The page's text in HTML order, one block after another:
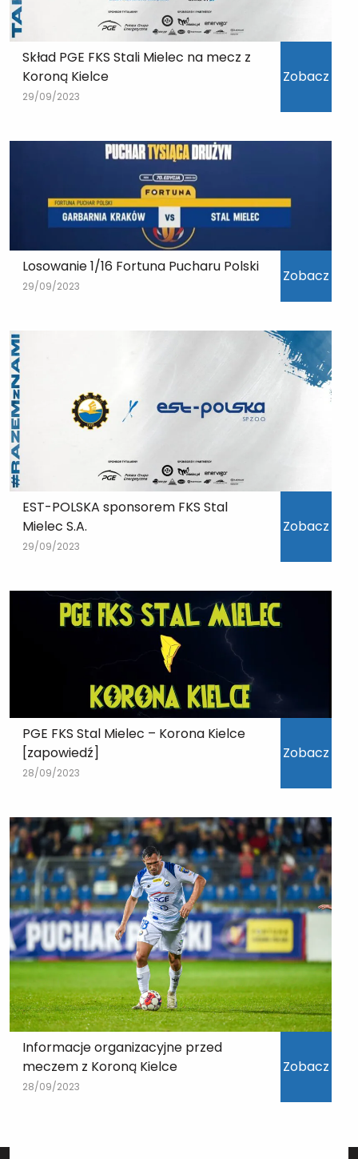
Skład PGE FKS Stali Mielec na mecz z
Koroną Kielce
29/09/2023
Zobacz
Losowanie 1/16 Fortuna Pucharu Polski
29/09/2023
Zobacz
EST-POLSKA sponsorem FKS Stal
Mielec S.A.
29/09/2023
Zobacz
PGE FKS Stal Mielec – Korona Kielce
[zapowiedź]
28/09/2023
Zobacz
Informacje organizacyjne przed
meczem z Koroną Kielce
28/09/2023
Zobacz